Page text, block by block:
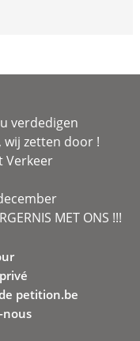
verdedigen
wij zetten door !
Verkeer
MET ONS !!!
petition.be
nous